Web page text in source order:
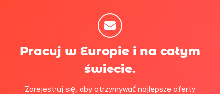
Pracuj w Europie i na całym
świecie.
Zarejestruj się, aby otrzymywać najlepsze oferty